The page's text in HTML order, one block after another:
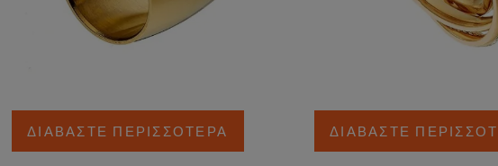
ΔΙΑΒΆΣΤΕ ΠΕΡΙΣΣΌΤΕΡΑ ΔΙΑΒΆΣΤΕ